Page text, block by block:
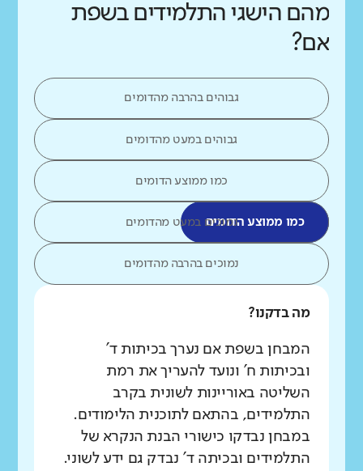
מהם הישגי התלמידים בשפת
אם?
גבוהים בהרבה מהדומים
גבוהים במעט מהדומים
כמו ממוצע הדומים
כמו ממוצע הדומיםנמוכים במעט מהדומים
נמוכים בהרבה מהדומים
מה בדקנו?
המבחן בשפת אם נערך בכיתות ד'
ובכיתות ח' ונועד להעריך את רמת
השליטה באוריינות לשונית בקרב
התלמידים, בהתאם לתוכנית הלימודים.
במבחן נבדקו כישורי הבנת הנקרא של
התלמידים ובכיתה ד' נבדק גם ידע לשוני.